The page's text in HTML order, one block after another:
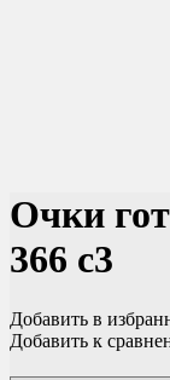
Очки
366 c3
Добавить в
Добавить к